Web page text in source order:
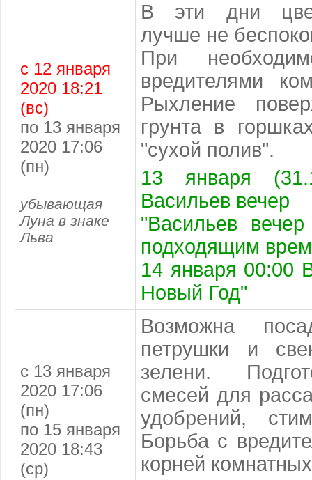
с 12 января
2020 18:21
(вс)
по 13 января
2020 17:06
(пн)
убывающая
Луна в знаке
Льва
В эти дни
лучше не
При
вредителями
Рыхление
грунта в
"сухой полив".
13 января
Васильев вечер
"Васильев
подходящим
14 января 00:00
Новый Год"
с 13 января
2020 17:06
(пн)
по 15 января
2020 18:43
(ср)
Возможна
петрушки и
зелени.
смесей для
удобрений,
Борьба с
корней